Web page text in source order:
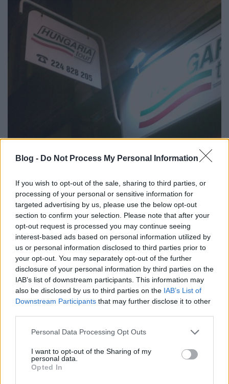
Blog - Do Not Process My Personal Information
If you wish to opt-out of the sale, sharing to third parties, or
processing of your personal or sensitive information for
targeted advertising by us, please use the below opt-out
section to confirm your selection. Please note that after your
opt-out request is processed you may continue seeing
interest-based ads based on personal information utilized by
us or personal information disclosed to third parties prior to
your opt-out. You may separately opt-out of the further
disclosure of your personal information by third parties on the
IAB’s list of downstream participants. This information may
also be disclosed by us to third parties on the IAB’s List of
Downstream Participants that may further disclose it to other
Please note that this website/app uses one or more Google
not limited to your visit or usage behaviour. You may click to
grant or deny consent to Google and its third-party tags to
use your data for below specified purposes in below Google
Personal Data Processing Opt Outs
I want to opt-out of the Sharing of my
personal data.
Opted In
Bence Prágában járt, ahol bebizonyosodott a
számára, hogy a magyarsággal nem csak elvakult,
nacionalista alapon lehet foglalkozni, hanem bohém
A Centrum fantomtartozásokat
exportál
jackyll•2010. augusztus 03.
Túlsokadik szintre fejlődött a Centrum Kft.
'A tulaj, Szpirosz egy loncsos-fostos
vénember volt'